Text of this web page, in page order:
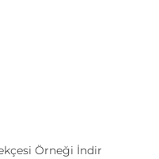
Örneği İndir